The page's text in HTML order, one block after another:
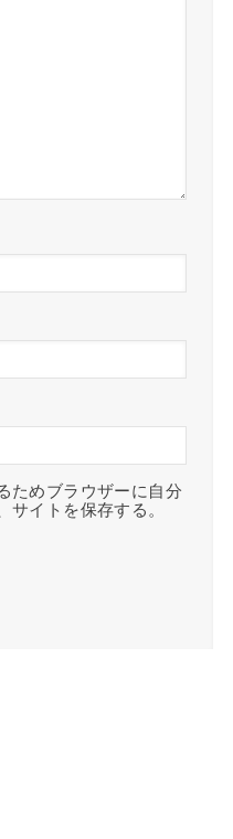
ためブラウザーに自分
サイトを保存する。